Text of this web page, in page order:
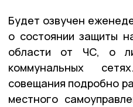
Будет озвучен
о состоянии защиты
области от ЧС, о
коммунальных
совещания подробно
местного